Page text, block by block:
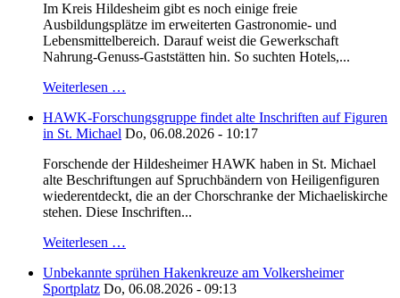
Im Kreis Hildesheim gibt es noch einige freie
Ausbildungsplätze im erweiterten Gastronomie- und
Lebensmittelbereich. Darauf weist die Gewerkschaft
Nahrung-Genuss-Gaststätten hin. So suchten Hotels,...
Weiterlesen …
HAWK-Forschungsgruppe findet alte Inschriften auf Figuren
in St. Michael Do, 06.08.2026 - 10:17
Forschende der Hildesheimer HAWK haben in St. Michael
alte Beschriftungen auf Spruchbändern von Heiligenfiguren
wiederentdeckt, die an der Chorschranke der Michaeliskirche
stehen. Diese Inschriften...
Weiterlesen …
Unbekannte sprühen Hakenkreuze am Volkersheimer
Sportplatz Do, 06.08.2026 - 09:13